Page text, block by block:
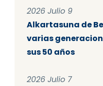
2026 Julio 9
Alkartasuna de
varias
sus 50 años
2026 Julio 7